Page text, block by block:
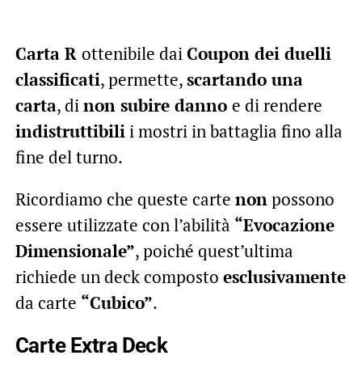
Carta R ottenibile daiCoupon dei duelli
classificati, permette,scartando una
carta, dinon subire danno e di rendere
indistruttibilii mostri in battaglia fino alla
fine del turno.
Ricordiamo che queste carte nonpossono
essere utilizzate con l’abilità “Evocazione
Dimensionale”, poiché quest’ultima
richiede un deck composto esclusivamente
da carte “Cubico”.
Carte Extra Deck